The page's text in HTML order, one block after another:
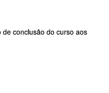
conclusão do curso aos